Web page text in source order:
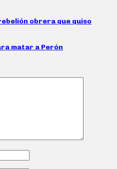
obrera que quiso
matar a Perón